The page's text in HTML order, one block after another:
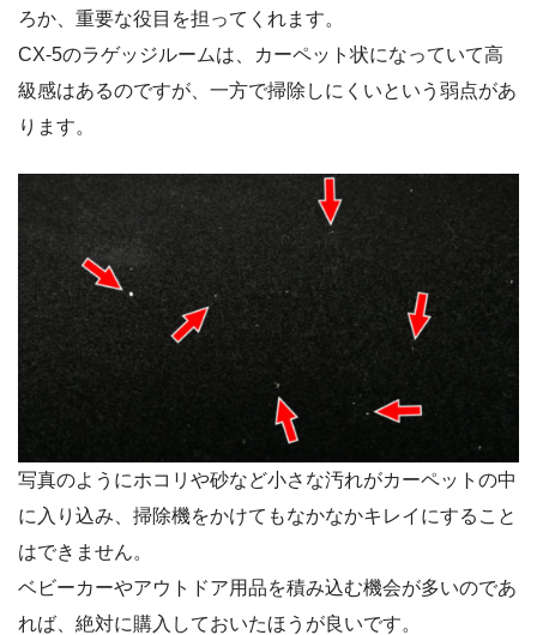
ろか、重要な役目を担ってくれます。
CX-5のラゲッジルームは、カーペット状になっていて高
級感はあるのですが、一方で掃除しにくいという弱点があ
ります。
写真のようにホコリや砂など小さな汚れがカーペットの中
に入り込み、掃除機をかけてもなかなかキレイにすること
はできません。
ベビーカーやアウトドア用品を積み込む機会が多いのであ
れば、絶対に購入しておいたほうが良いです。